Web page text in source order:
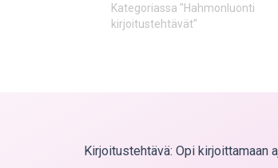
Kategoriassa "Hahmonluonti
kirjoitustehtävät"